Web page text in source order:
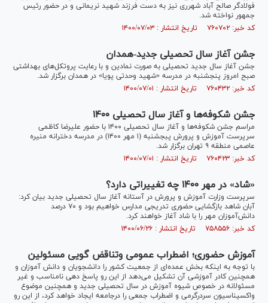
فولادگر صالح آباد شهرری نیز به دست فرزند شهید نریمانی و در حضور رئیس
جمهور نواخته شد.
کد خبر: ۷۶۰۷۰۲ تاریخ انتشار : ۱۴۰۰/۰۷/۰۳
جشن آغاز سال تحصیلی جدید-همدان
جشن آغاز سال جدید تحصیلی به صورت نمادین و با رعایت پروتکل‌های بهداشتی
صبح امروز پنجشنبه در مدرسه «شهید وحدتی پویا» در همدان برگزار شد.
کد خبر: ۷۶۰۴۳۲ تاریخ انتشار : ۱۴۰۰/۰۷/۰۱
جشن شکوفه‌ها و آغاز سال تحصیلی ۱۴۰۰
مراسم جشن شکوفه‌ها و آغاز سال تحصیلی ۱۴۰۰ با حضور علیرضا کاظمی
سرپرست آموزش و پرورش پبجشنبه (۱ مهر ۱۴۰۰) در مدرسه دخترانه منیره
عاصمی منطقه ۹ تهران برگزار شد.
کد خبر: ۷۶۰۴۲۳ تاریخ انتشار : ۱۴۰۰/۰۷/۰۱
«شاد» در مهر ۱۴۰۰ چه تغییراتی دارد؟
سرپرست وزارت آموزش و پرورش در آستانه آغاز سال تحصیلی جدید بیان کرد:
آبان شاهد بازگشایی حضوری تدریجی مدارس خواهیم بود و ۷۰ درصد
دانش‌آموزان مهر را با شاد آغاز خواهند کرد.
کد خبر: ۷۵۸۵۵۶ تاریخ انتشار : ۱۴۰۰/۰۶/۲۶
آموزش حضوری؛ اضطراب عمومی وتناقض گویی مسئولین
با توجه به اینکه بخش عمده‌ای از جمعیت کشور را دانشجویان و دانش آموزان و
همچنین کادر آموزشی آن تشکیل می‌دهد از این رو پاسخ دهی نامناسب و غیر
مسئولانه در خصوص شیوه آموزش در سال تحصیلی جدید و همچنین موضوع
واکسیناسیون سردرگرمی و اضطراب جمعی را درجامعه ایجاد خواهد کرد، از این رو